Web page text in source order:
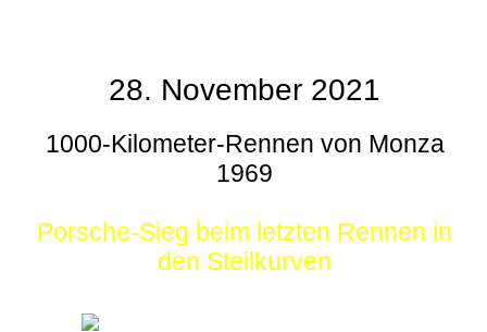
28. November 2021
1000-Kilometer-Rennen von Monza
1969
Porsche-Sieg beim letzten Rennen in
den Steilkurven